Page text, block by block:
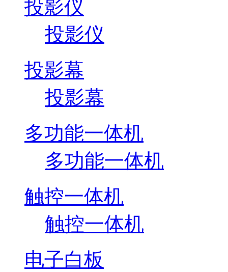
投影仪
投影仪
投影幕
投影幕
多功能一体机
多功能一体机
触控一体机
触控一体机
电子白板